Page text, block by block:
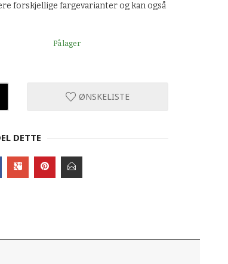
forskjellige fargevarianter og kan også
På lager
ØNSKELISTE
DETTE